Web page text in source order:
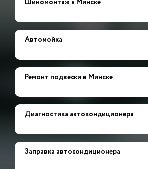
Шиномонтаж в Минске
Автомойка
Ремонт подвески в Минске
Диагностика автокондиционера
Заправка автокондиционера